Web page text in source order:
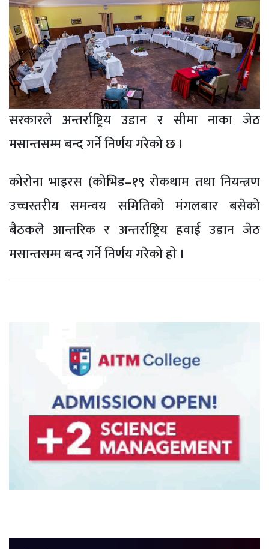
स्वास्थ्य/
जिबनशैली
सरकारले अन्तर्राष्ट्रिय उडान र सीमा नाका जेठ
मसान्तसम्म बन्द गर्ने निर्णय गरेको छ ।
कोरोना भाइरस (कोभिड–१९ रोकथाम तथा नियन्त्रण
उच्चस्तरीय समन्वय समितिको मंगलबार बसेको
बैठकले आन्तरिक र अन्तर्राष्ट्रिय हवाई उडान जेठ
मसान्तसम्म बन्द गर्ने निर्णय गरेको हो ।